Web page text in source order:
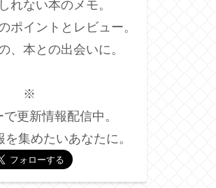
れない本のメモ。
ポイントとレビュー。
、本との出会いに。
※
更新情報配信中。
集めたいあなたに。